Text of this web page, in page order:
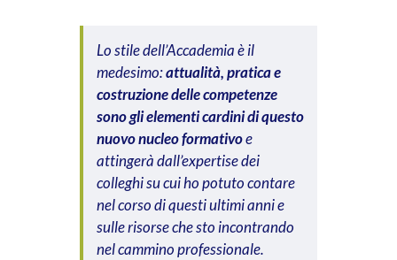
Lo stile dell’Accademia è il
medesimo:attualità, pratica e
costruzione delle competenze
sono gli elementi cardini di questo
nuovo nucleo formativoe
attingerà dall’expertise dei
colleghi su cui ho potuto contare
nel corso di questi ultimi anni e
sulle risorse che sto incontrando
nel cammino professionale.